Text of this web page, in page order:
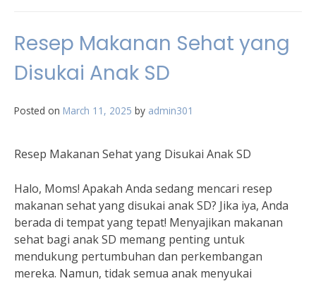
Resep Makanan Sehat yang
Disukai Anak SD
Posted on March 11, 2025 by admin301
Resep Makanan Sehat yang Disukai Anak SD
Halo, Moms! Apakah Anda sedang mencari resep
makanan sehat yang disukai anak SD? Jika iya, Anda
berada di tempat yang tepat! Menyajikan makanan
sehat bagi anak SD memang penting untuk
mendukung pertumbuhan dan perkembangan
mereka. Namun, tidak semua anak menyukai